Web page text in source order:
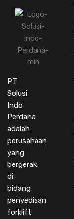
PT
Solusi
Indo
Perdana
adalah
perusahaan
yang
bergerak
di
bidang
penyediaan
forklift